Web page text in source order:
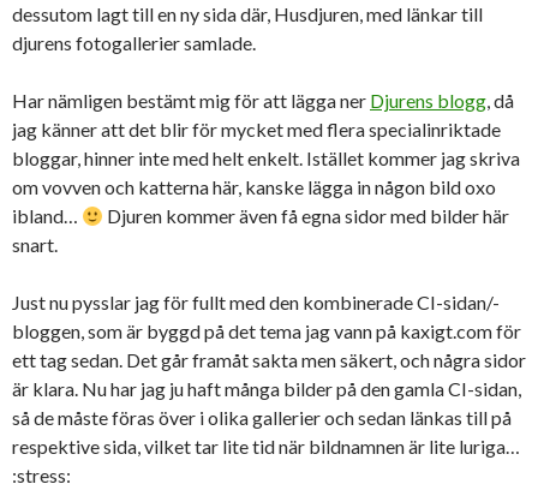
dessutom lagt till en ny sida där, Husdjuren, med länkar till
djurens fotogallerier samlade.
Har nämligen bestämt mig för att lägga ner Djurens blogg, då
jag känner att det blir för mycket med flera specialinriktade
bloggar, hinner inte med helt enkelt. Istället kommer jag skriva
om vovven och katterna här, kanske lägga in någon bild oxo
ibland…
Djuren kommer även få egna sidor med bilder här
snart.
Just nu pysslar jag för fullt med den kombinerade CI-sidan/-
bloggen, som är byggd på det tema jag vann på kaxigt.com för
ett tag sedan. Det går framåt sakta men säkert, och några sidor
är klara. Nu har jag ju haft många bilder på den gamla CI-sidan,
så de måste föras över i olika gallerier och sedan länkas till på
respektive sida, vilket tar lite tid när bildnamnen är lite luriga…
:stress: